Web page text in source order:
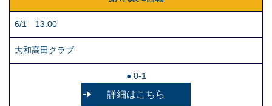
6/1 13:00
大和高田クラブ
● 0-1
詳細はこちら